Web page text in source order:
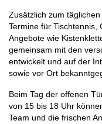
Zusätzlich zum
Termine für Tischtennis,
Angebote wie
gemeinsam mit den
entwickelt und auf der
sowie vor Ort
Beim Tag der offenen
von 15 bis 18 Uhr
Team und die frischen